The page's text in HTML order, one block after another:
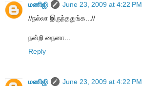
மணிஜி
June 23, 2009 at 4:22 PM
//நல்லா இருந்ததுங்க...//
நன்றி நைனா...
Reply
மணிஜி
June 23, 2009 at 4:22 PM